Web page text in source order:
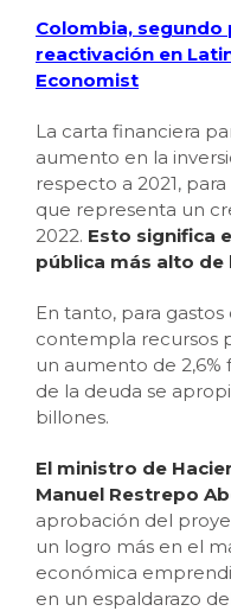
Colombia, segundo
reactivación en
Economist
La carta financiera
aumento en la
respecto a 2021,
que representa un
2022. Esto significa
pública más alto de
En tanto, para
contempla recursos
un aumento de 2,6%
de la deuda se
billones.
El ministro de
Manuel Restrepo
aprobación del
un logro más en el
económica
en un espaldarazo